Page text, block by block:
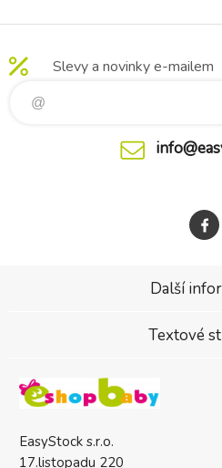
Slevy a novinky e-mailem
EasyStock s.r.o.
17.listopadu 220
Další
Textové